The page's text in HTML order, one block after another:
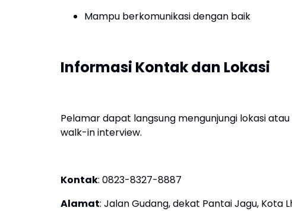
Mampu berkomunikasi dengan baik
Informasi Kontak dan Lokasi
Pelamar dapat langsung mengunjungi lokasi
walk-in interview.
Kontak: 0823-8327-8887
Alamat: Jalan Gudang, dekat Pantai Jagu, Kota